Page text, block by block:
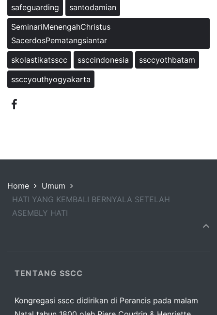
safeguarding
santodamian
SeminariMenengahChristus
SacerdosPematangsiantar
skolastikatsscc
ssccindonesia
ssccyothbatam
ssccyouthyogyakarta
Home
Umum
HATI YANG KEMBALI BERNYALA SETELAH
ASEMBLY HATI
TENTANG SSCC
Kongregasi sscc didirikan di Perancis pada malam